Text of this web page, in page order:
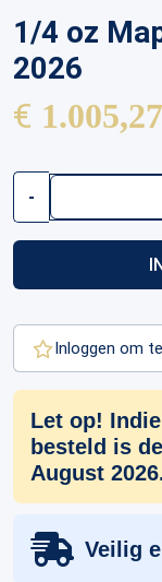
1/4 oz
2026
€ 1.005,27
-
1/4
Maple
Leaf
Coin
2026
aantal
Inloggen om
Let op!
besteld is
August
Veilig